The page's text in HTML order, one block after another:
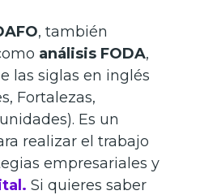
, también
análisis FODA,
las siglas en inglés
Fortalezas,
Es un
realizar el trabajo
empresariales y
Si quieres saber